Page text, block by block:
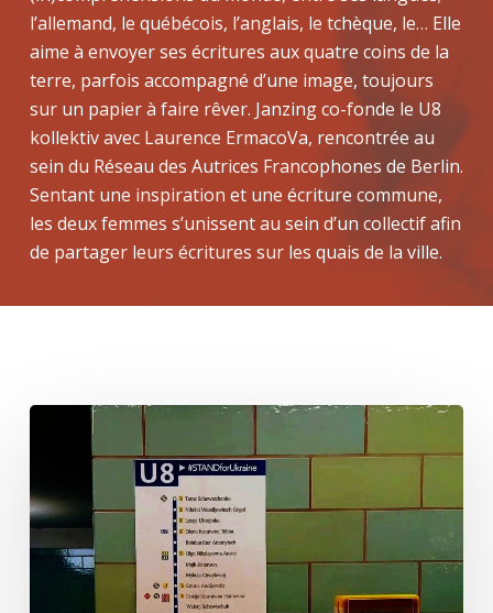
l’allemand, le québécois, l’anglais, le tchèque, le… Elle
aime à envoyer ses écritures aux quatre coins de la
terre, parfois accompagné d’une image, toujours
sur un papier à faire rêver. Janzing co-fonde le U8
kollektiv avec Laurence ErmacoVa, rencontrée au
sein du Réseau des Autrices Francophones de Berlin.
Sentant une inspiration et une écriture commune,
les deux femmes s’unissent au sein d’un collectif afin
de partager leurs écritures sur les quais de la ville.
rencontres